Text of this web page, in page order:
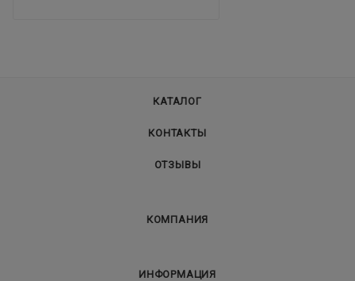
КАТАЛОГ
КОНТАКТЫ
ОТЗЫВЫ
КОМПАНИЯ
ИНФОРМАЦИЯ